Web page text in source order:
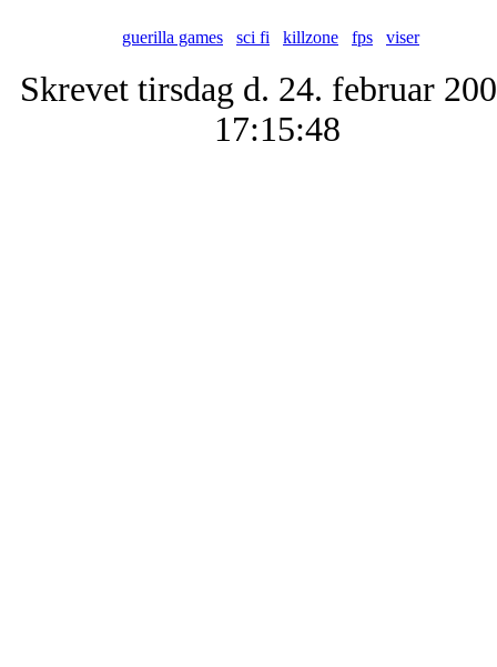
guerilla games sci fi killzone fps viser
Skrevet tirsdag d. 24. februar
17:15:48